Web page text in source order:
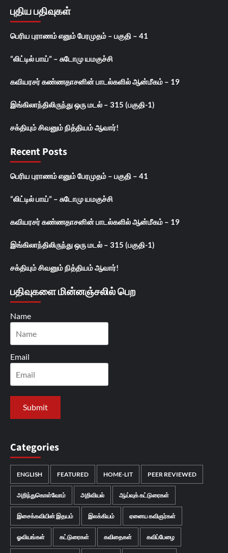
புதிய பதிவுகள்
பெரிய புராணம் எனும் பேரமுதம் – பகுதி – 41
“லிட்டில் பாய்” – சுடோமு யமகுச்சி
கவியரசர் கண்ணதாசனின் பாடல்களில் ஆன்மீகம் – 19
இங்கிலாந்திலிருந்து ஒரு மடல் – 315 (பகுதி-1)
சக்தியும் சிவனும் நித்தியம் ஆவார்!
Recent Posts
பெரிய புராணம் எனும் பேரமுதம் – பகுதி – 41
“லிட்டில் பாய்” – சுடோமு யமகுச்சி
கவியரசர் கண்ணதாசனின் பாடல்களில் ஆன்மீகம் – 19
இங்கிலாந்திலிருந்து ஒரு மடல் – 315 (பகுதி-1)
சக்தியும் சிவனும் நித்தியம் ஆவார்!
பதிவுகளை மின்னஞ்சலில் பெற
Name
Email
Categories
ENGLISH FEATURED HOME-LIT PEER REVIEWED
அறிந்துகொள்வோம் அறிவியல் ஆய்வுக் கட்டுரைகள்
இசைக்கவியின் இதயம் இலக்கியம் ஏனைய கவிஞர்கள்
ஓவியங்கள் கட்டுரைகள் கவிதைகள் கவிப்பேழை